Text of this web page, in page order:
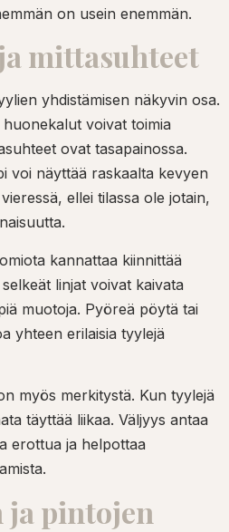
on usein enemmän.
mittasuhteet
yhdistämisen näkyvin osa.
voivat toimia
ovat tasapainossa.
voi näyttää raskaalta kevyen
ellei tilassa ole jotain,
kannattaa kiinnittää
linjat voivat kaivata
muotoja. Pyöreä pöytä tai
yhteen erilaisia tyylejä
myös merkitystä. Kun tyylejä
täyttää liikaa. Väljyys antaa
erottua ja helpottaa
ja pintojen